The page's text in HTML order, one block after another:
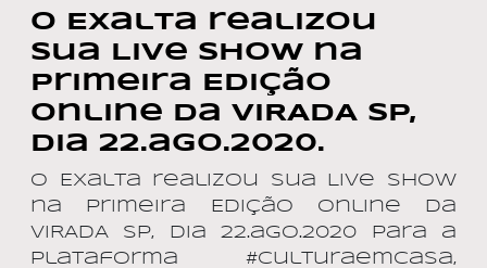
O Exalta realizou
sua Live Show na
Primeira Edição
Online da VIRADA SP,
dia 22.ago.2020.
O Exalta realizou sua Live Show
na Primeira Edição Online da
VIRADA SP, dia 22.ago.2020 para a
Plataforma #CulturaemCasa,